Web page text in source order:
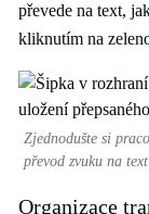
převede na text,
kliknutím na
Zjednodušte si
převod zvuku na
Organizace